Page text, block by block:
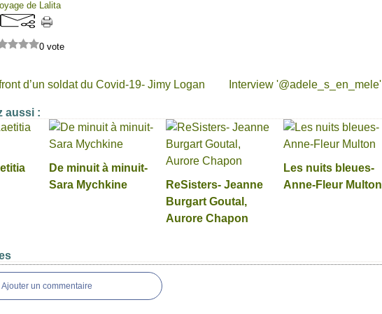
de Lalita
0 vote
d’un soldat du Covid-19- Jimy Logan Interview '@adele_s_en_mele'
aussi :
De minuit à minuit-
Sara Mychkine
ReSisters- Jeanne
Burgart Goutal,
Aurore Chapon
Les nuits bleues-
Anne-Fleur Multon
Ajouter un commentaire